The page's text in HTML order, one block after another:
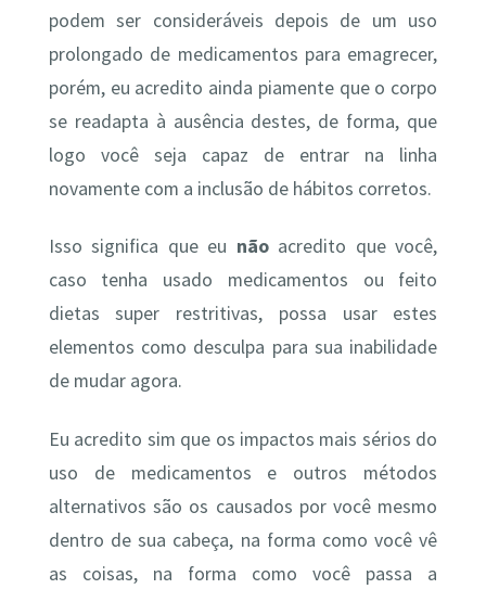
podem ser consideráveis depois de um uso
prolongado de medicamentos para emagrecer,
porém, eu acredito ainda piamente que o corpo
se readapta à ausência destes, de forma, que
logo você seja capaz de entrar na linha
novamente com a inclusão de hábitos corretos.
Isso significa que eu nãoacredito que você,
caso tenha usado medicamentos ou feito
dietas super restritivas, possa usar estes
elementos como desculpa para sua inabilidade
de mudar agora.
Eu acredito sim que os impactos mais sérios do
uso de medicamentos e outros métodos
alternativos são os causados por você mesmo
dentro de sua cabeça, na forma como você vê
as coisas, na forma como você passa a